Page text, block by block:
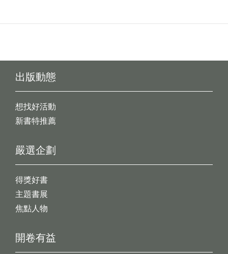
出版動態
想找好活動
新書特推薦
開卷有益
嚴選企劃
得獎好書
主題書展
焦點人物